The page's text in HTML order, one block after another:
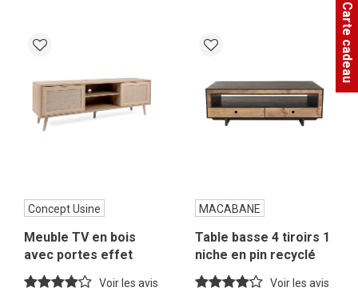
Concept Usine
Meuble TV en bois
avec portes effet
cannage
Voir les avis
MACABANE
Table basse 4 tiroirs 1
niche en pin recyclé
naturel et noir L135
Voir les avis
Carte cadeau